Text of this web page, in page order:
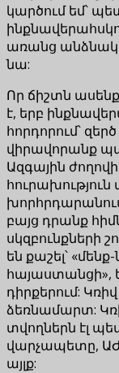
կարծում եմ՝
առանց
նա:
Որ ճիշտն
է, երբ
հորդորում՝
վիրավորանք
Ազգային ժողովի
հուրախություն
բայց դրանք
սկզբունքների
են քաշել՝
հայաստանցի»,
դիրքերում:
ձեռնամարտ:
տվողներն էլ
վարչապետը,
այլք: